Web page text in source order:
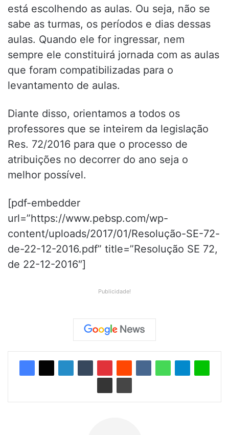
está escolhendo as aulas. Ou seja, não se
sabe as turmas, os períodos e dias dessas
aulas. Quando ele for ingressar, nem
sempre ele constituirá jornada com as aulas
que foram compatibilizadas para o
levantamento de aulas.
Diante disso, orientamos a todos os
professores que se inteirem da legislação
Res. 72/2016 para que o processo de
atribuições no decorrer do ano seja o
melhor possível.
[pdf-embedder
url=”https://www.pebsp.com/wp-
content/uploads/2017/01/Resolução-SE-72-
de-22-12-2016.pdf” title=”Resolução SE 72,
de 22-12-2016″]
Publicidade!